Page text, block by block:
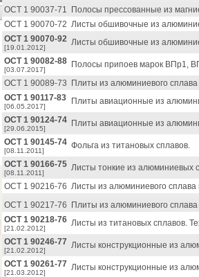
ОСТ 1 90037-71
Полосы прессованные из
ОСТ 1 90070-72 Листы обшивочные из
ОСТ 1 90070-92
[19.01.2012]
Листы обшивочные из
ОСТ 1 90082-88
[03.07.2017]
Полосы припоев марок ВПр1,
ОСТ 1 90089-73
Плиты из алюминиевого
ОСТ 1 90117-83
[06.05.2017]
Плиты авиационные из
ОСТ 1 90124-74
[29.06.2015]
Плиты авиационные из
ОСТ 1 90145-74
[08.11.2011]
Фольга из титановых сплавов.
ОСТ 1 90166-75
[08.11.2011]
Листы тонкие из алюминиевых
ОСТ 1 90216-76 Листы из алюминиевого
ОСТ 1 90217-76
Плиты из алюминиевого
ОСТ 1 90218-76
[21.02.2012]
Листы из титановых сплавов.
ОСТ 1 90246-77
[21.02.2012]
Листы конструкционные из
ОСТ 1 90261-77
[21.03.2012]
Листы конструкционные из